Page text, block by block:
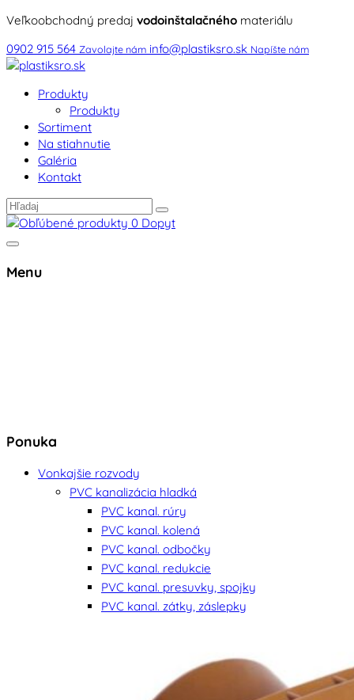
Veľkoobchodný predaj vodoinštalačného materiálu
0902 915 564 Zavolajte nám info@plastiksro.sk Napíšte nám
Produkty
Produkty
Sortiment
Na stiahnutie
Galéria
Kontakt
0 Dopyt
Menu
Ponuka
Vonkajšie rozvody
PVC kanalizácia hladká
PVC kanal. rúry
PVC kanal. kolená
PVC kanal. odbočky
PVC kanal. redukcie
PVC kanal. presuvky, spojky
PVC kanal. zátky, záslepky